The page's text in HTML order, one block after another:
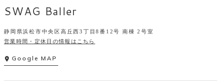
SWAG Baller
静岡県浜松市中央区高丘西3丁目8番12号 南棟 2号室
営業時間・定休日の情報はこちら
Google MAP